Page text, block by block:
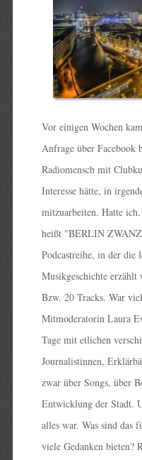
Vor einigen Wochen
Anfrage über Facebook
Radiomensch mit
Interesse hätte, in
mitzuarbeiten. Hatte
heißt "BERLIN
Podcastreihe, in der die
Musikgeschichte erzählt
Bzw. 20 Tracks. War
Mitmoderatorin Laura
Tage mit etlichen
Journalistinnen,
zwar über Songs, über
Entwicklung der Stadt.
alles war. Was sind das
viele Gedanken